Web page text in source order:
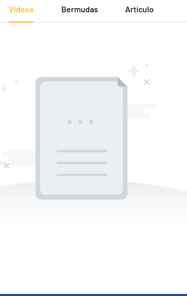
Videos Bermudas Artículo